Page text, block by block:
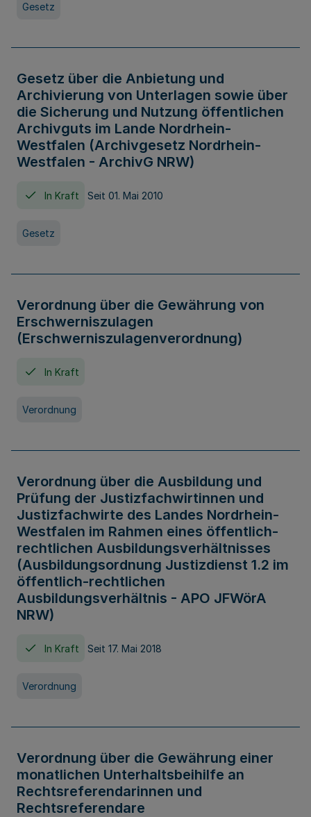
Gesetz
Gesetz über die Anbietung und
Archivierung von Unterlagen sowie über
die Sicherung und Nutzung öffentlichen
Archivguts im Lande Nordrhein-
Westfalen (Archivgesetz Nordrhein-
Westfalen - ArchivG NRW)
In Kraft Seit 01. Mai 2010
Gesetz
Verordnung über die Gewährung von
Erschwerniszulagen
(Erschwerniszulagenverordnung)
In Kraft
Verordnung
Verordnung über die Ausbildung und
Prüfung der Justizfachwirtinnen und
Justizfachwirte des Landes Nordrhein-
Westfalen im Rahmen eines öffentlich-
rechtlichen Ausbildungsverhältnisses
(Ausbildungsordnung Justizdienst 1.2 im
öffentlich-rechtlichen
Ausbildungsverhältnis - APO JFWörA
NRW)
In Kraft Seit 17. Mai 2018
Verordnung
Verordnung über die Gewährung einer
monatlichen Unterhaltsbeihilfe an
Rechtsreferendarinnen und
Rechtsreferendare